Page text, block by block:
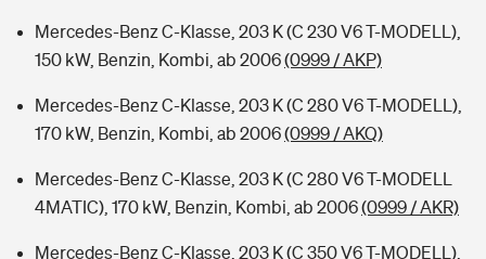
Mercedes-Benz C-Klasse, 203 K (C 230 V6 T-MODELL),
150 kW, Benzin, Kombi, ab 2006(0999 / AKP)
Mercedes-Benz C-Klasse, 203 K (C 280 V6 T-MODELL),
170 kW, Benzin, Kombi, ab 2006(0999 / AKQ)
Mercedes-Benz C-Klasse, 203 K (C 280 V6 T-MODELL
4MATIC), 170 kW, Benzin, Kombi, ab 2006(0999 / AKR)
Mercedes-Benz C-Klasse, 203 K (C 350 V6 T-MODELL),